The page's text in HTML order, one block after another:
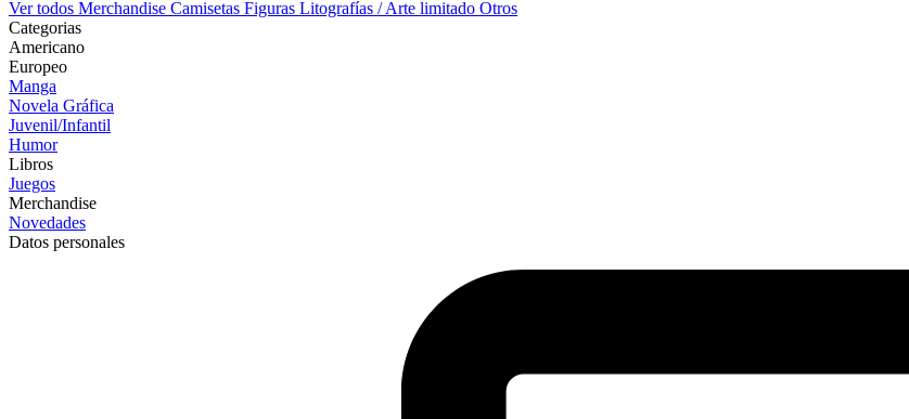
Ver todos Merchandise Camisetas Figuras Litografías / Arte limitado Otros
Categorias
Americano
Europeo
Manga
Novela Gráfica
Juvenil/Infantil
Humor
Libros
Juegos
Merchandise
Novedades
Datos personales